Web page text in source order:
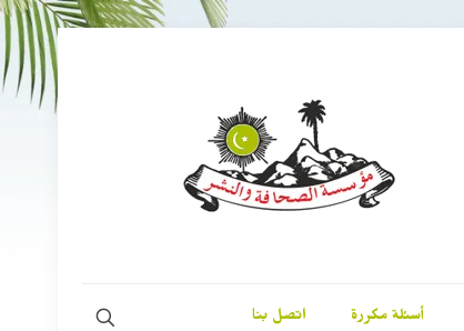
أسئلة مكررة اتصل بنا